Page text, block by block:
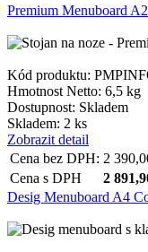
Premium Menuboard
Kód produktu:
Hmotnost Netto: 6,5 kg
Dostupnost: Skladem
Skladem: 2 ks
Zobrazit detail
Cena bez DPH: 2
Cena s DPH
2
Desig Menuboard A4